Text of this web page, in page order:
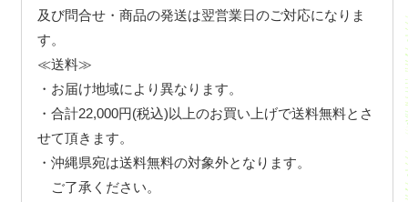
及び問合せ・商品の発送は翌営業日のご対応になりま
す。
≪送料≫
・お届け地域により異なります。
・合計22,000円(税込)以上のお買い上げで送料無料とさ
せて頂きます。
・沖縄県宛は送料無料の対象外となります。
ご了承ください。